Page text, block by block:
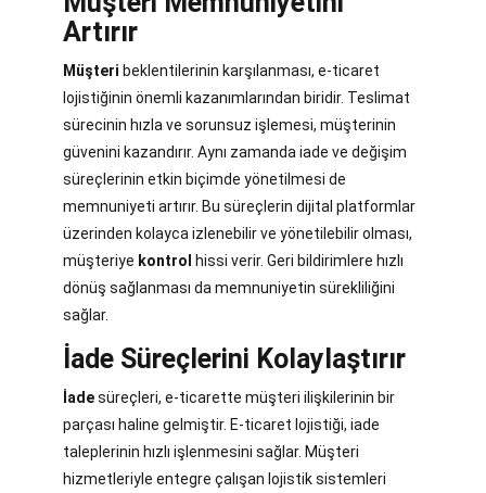
Artırır
Müşteri beklentilerinin karşılanması, e-ticaret
lojistiğinin önemli kazanımlarından biridir. Teslimat
sürecinin hızla ve sorunsuz işlemesi, müşterinin
güvenini kazandırır. Aynı zamanda iade ve değişim
süreçlerinin etkin biçimde yönetilmesi de
memnuniyeti artırır. Bu süreçlerin dijital platformlar
üzerinden kolayca izlenebilir ve yönetilebilir olması,
müşteriye kontrol
hissi verir. Geri bildirimlere hızlı
dönüş sağlanması da memnuniyetin sürekliliğini
sağlar.
İade Süreçlerini Kolaylaştırır
İadesüreçleri, e-ticarette müşteri ilişkilerinin bir
parçası haline gelmiştir. E-ticaret lojistiği, iade
taleplerinin hızlı işlenmesini sağlar. Müşteri
hizmetleriyle entegre çalışan lojistik sistemleri